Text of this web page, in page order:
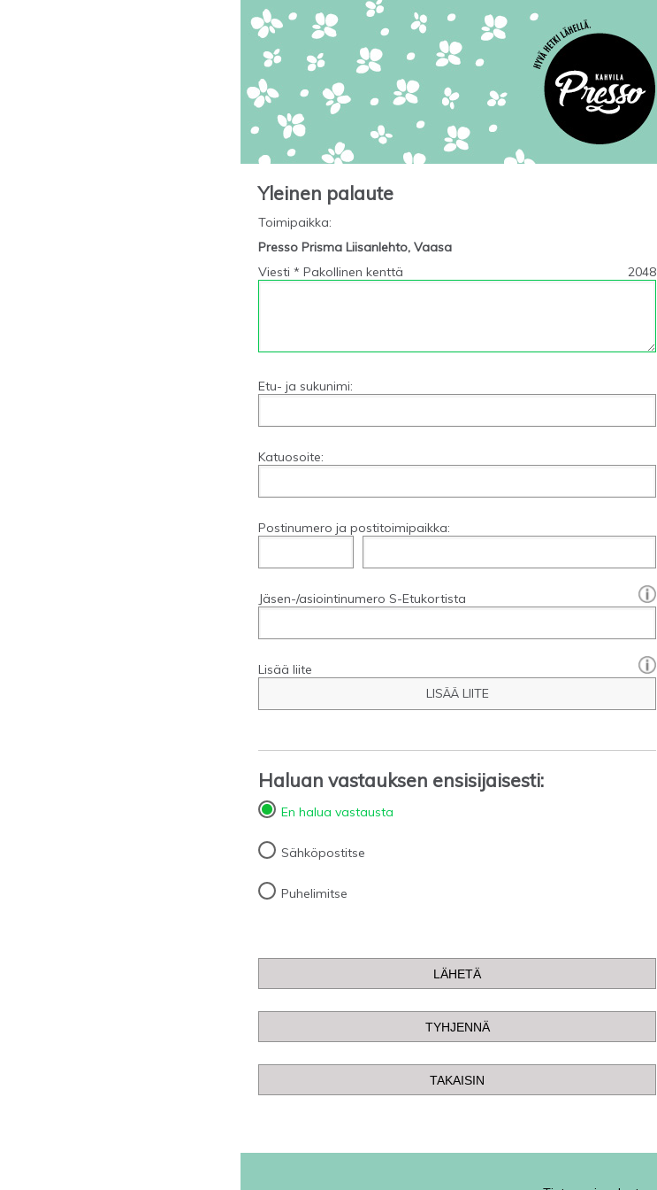
Yleinen palaute
Toimipaikka:
Presso Prisma Liisanlehto, Vaasa
Viesti * Pakollinen kenttä
2048
Etu- ja sukunimi:
Katuosoite:
Postinumero ja postitoimipaikka:
Jäsen-/asiointinumero S-Etukortista
Lisää liite
LISÄÄ LIITE
Haluan vastauksen ensisijaisesti:
En halua vastausta
Sähköpostitse
Puhelimitse